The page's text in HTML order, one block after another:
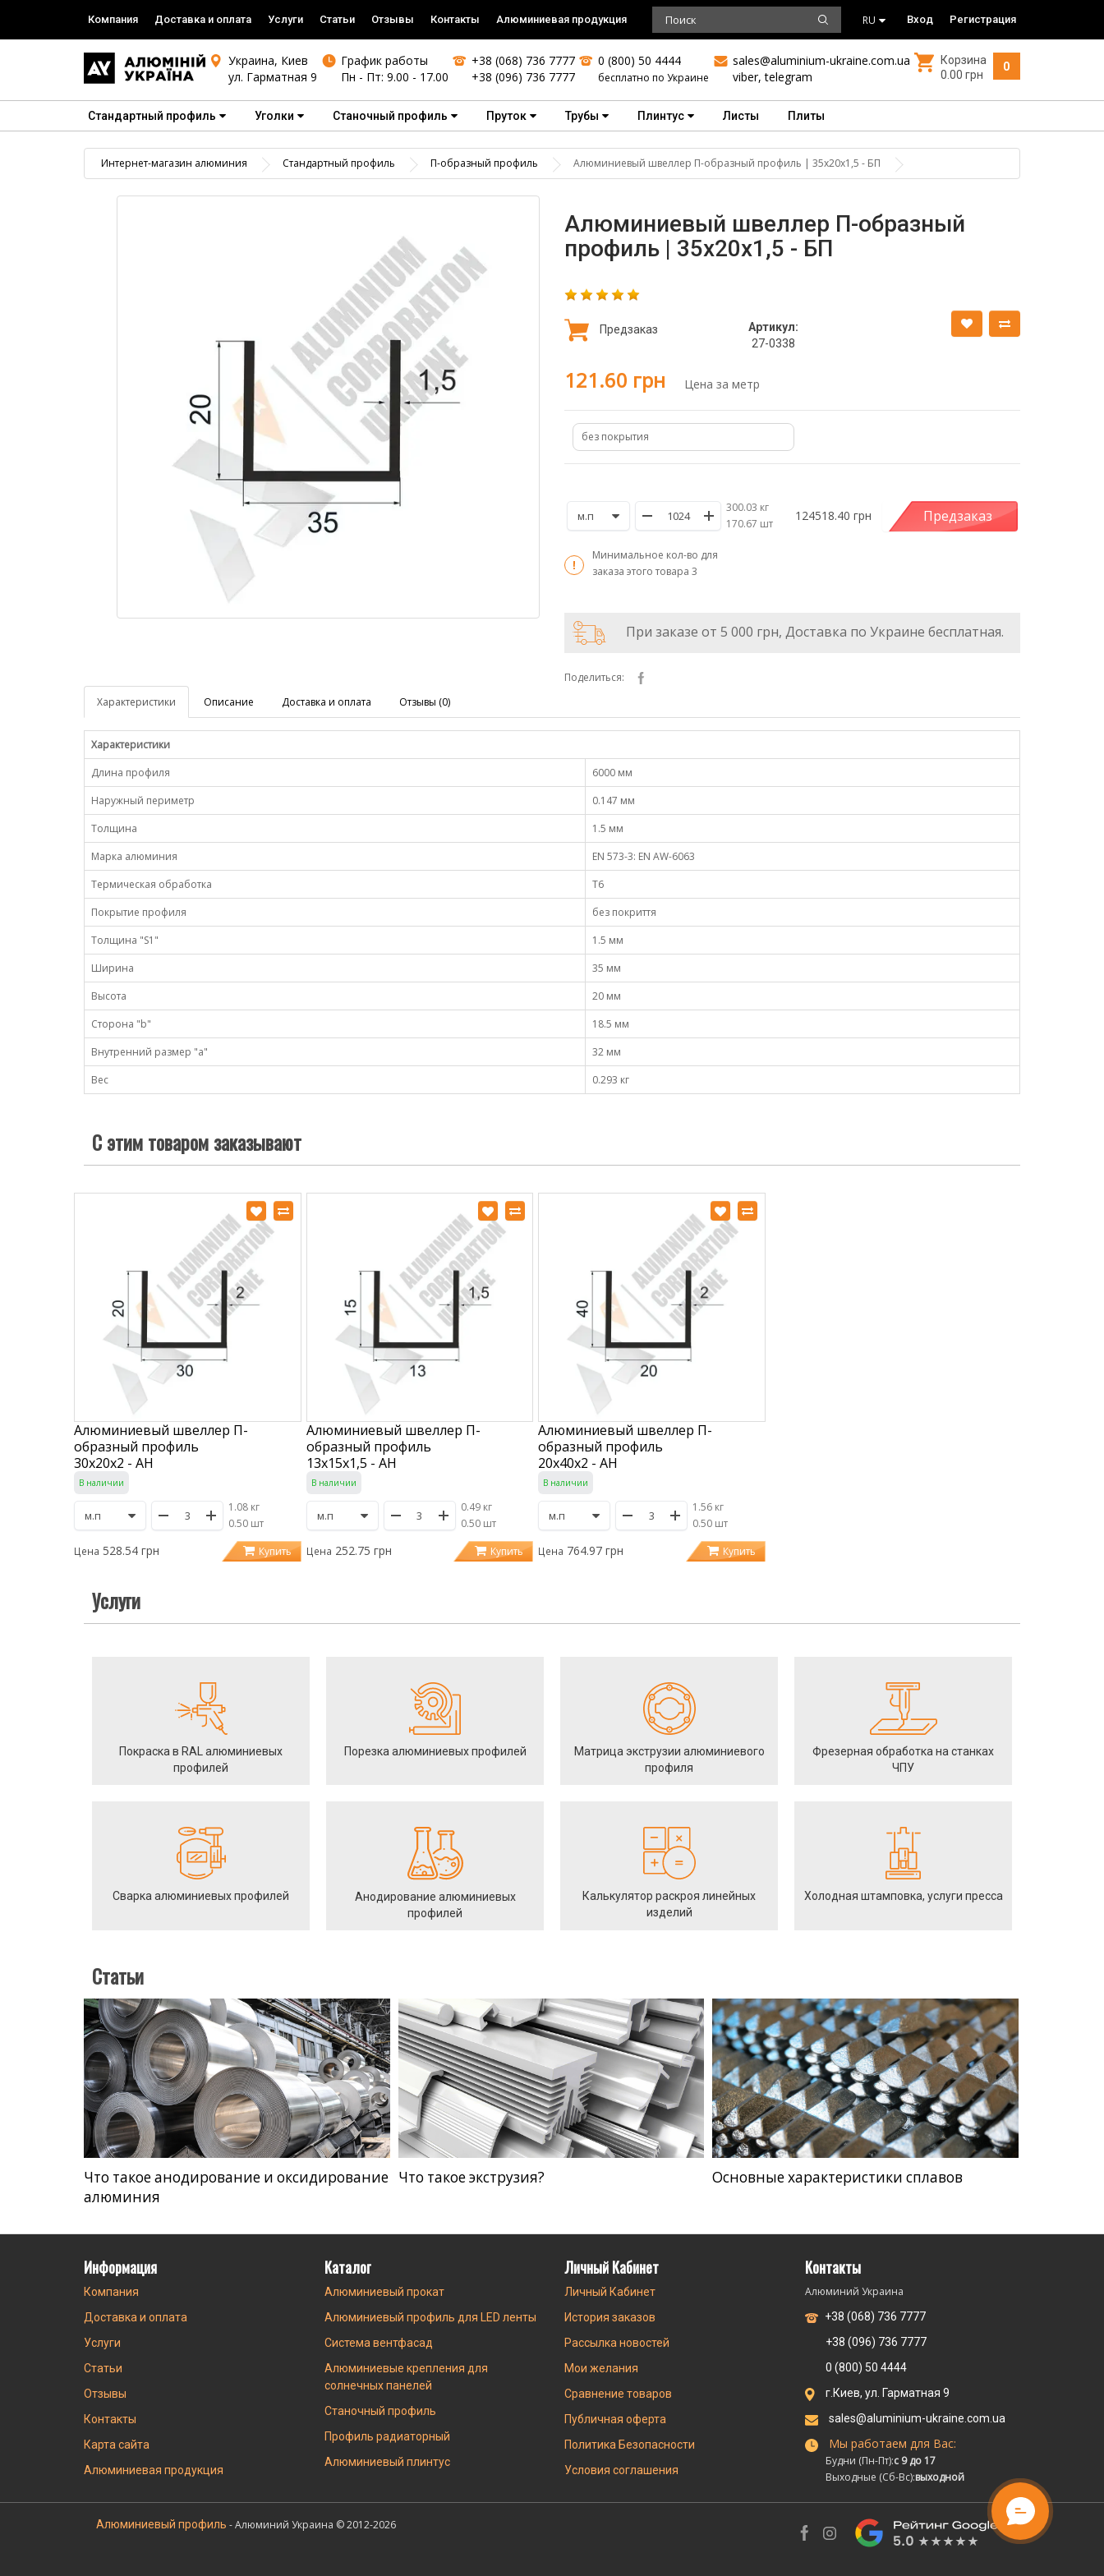
Компания Доставка и оплата Услуги Статьи Отзывы Контакты Алюминиевая продукция RU Вход Регистрация
Украина, Киев
ул. Гарматная 9
График работы
Пн - Пт: 9.00 - 17.00
+38 (068) 736 7777
+38 (096) 736 7777
0 (800) 50 4444
бесплатно по Украине
sales@aluminium-ukraine.com.ua
viber,telegram
0
Корзина
0.00 грн
Стандартный профиль Уголки Станочный профиль Пруток Трубы Плинтус Листы Плиты
Интернет-магазин алюминия Стандартный профиль П-образный профиль Алюминиевый швеллер П-образный профиль | 35х20х1,5 - БП
Алюминиевый швеллер П-образный
профиль | 35х20х1,5 - БП
Предзаказ
Артикул:
27-0338
121.60 грн Цена за метр
без покрытия
300.03 кг
/170.67 шт
124518.40 грн Предзаказ
Минимальное кол-во для
заказа этого товара 3
При заказе от 5 000 грн, Доставка по Украине бесплатная.
Поделиться:
Характеристики
Описание Доставка и оплата Отзывы (0)
Характеристики
Длина профиля
6000 мм
Наружный периметр
0.147 мм
Толщина
1.5 мм
Марка алюминия
EN 573-3: EN AW-6063
Термическая обработка
Т6
Покрытие профиля
без покриття
Толщина "S1"
1.5 мм
Ширина
35 мм
Высота
20 мм
Сторона "b"
18.5 мм
Внутренний размер "a"
32 мм
Вес
0.293 кг
С этим товаром заказывают
Алюминиевый швеллер П-
образный профиль
30х20х2 - АН
В наличии
1.08 кг
/0.50 шт
Цена 528.54 грн Купить
Алюминиевый швеллер П-
образный профиль
13х15х1,5 - АН
В наличии
0.49 кг
/0.50 шт
Цена 252.75 грн Купить
Алюминиевый швеллер П-
образный профиль
20х40х2 - АН
В наличии
1.56 кг
/0.50 шт
Цена 764.97 грн Купить
Услуги
Покраска в RAL алюминиевых
профилей
Порезка алюминиевых профилей
Матрица экструзии алюминиевого
профиля
Фрезерная обработка на станках
ЧПУ
Сварка алюминиевых профилей
Анодирование алюминиевых
профилей
Калькулятор раскроя линейных
изделий
Холодная штамповка, услуги пресса
Статьи
Что такое анодирование и оксидирование
алюминия
Что такое экструзия? Основные характеристики сплавов
Информация
Компания
Доставка и оплата
Услуги
Статьи
Отзывы
Контакты
Карта сайта
Алюминиевая продукция
Каталог
Алюминиевый прокат
Алюминиевый профиль для LED ленты
Система вентфасад
Алюминиевые крепления для
солнечных панелей
Станочный профиль
Профиль радиаторный
Алюминиевый плинтус
Личный Кабинет
Личный Кабинет
История заказов
Рассылка новостей
Мои желания
Сравнение товаров
Публичная оферта
Политика Безопасности
Условия соглашения
Контакты
Алюминий Украина
+38 (068) 736 7777
+38 (096) 736 7777
0 (800) 50 4444
г.Киев, ул. Гарматная 9
sales@aluminium-ukraine.com.ua
Мы работаем для Вас:
Будни (Пн-Пт):с 9 до 17
Выходные (Сб-Вс):выходной
Алюминиевый профиль - Алюминий Украина © 2012-2026